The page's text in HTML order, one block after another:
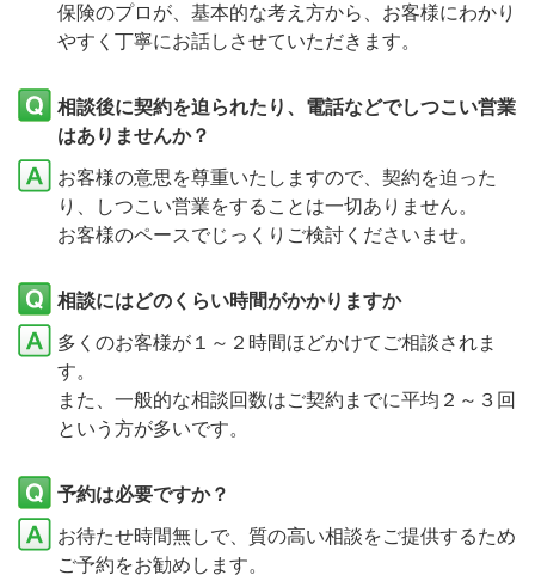
保険のプロが、基本的な考え方から、お客様にわかり
やすく丁寧にお話しさせていただきます。
相談後に契約を迫られたり、電話などでしつこい営業
はありませんか？
お客様の意思を尊重いたしますので、契約を迫った
り、しつこい営業をすることは一切ありません。
お客様のペースでじっくりご検討くださいませ。
相談にはどのくらい時間がかかりますか
多くのお客様が１～２時間ほどかけてご相談されま
す。
また、一般的な相談回数はご契約までに平均２～３回
という方が多いです。
予約は必要ですか？
お待たせ時間無しで、質の高い相談をご提供するため
ご予約をお勧めします。